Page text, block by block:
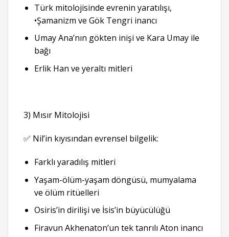
Türk mitolojisinde evrenin yaratılışı,
•Şamanizm ve Gök Tengri inancı
Umay Ana’nın gökten inişi ve Kara Umay ile
bağı
Erlik Han ve yeraltı mitleri
3) Mısır Mitolojisi
✅ Nil’in kıyısından evrensel bilgelik:
Farklı yaradılış mitleri
Yaşam-ölüm-yaşam döngüsü, mumyalama
ve ölüm ritüelleri
Osiris’in dirilişi ve İsis’in büyücülüğü
Firavun Akhenaton’un tek tanrılı Aton inancı